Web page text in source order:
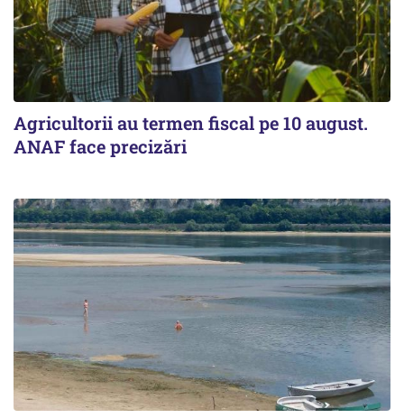
Agricultorii au termen fiscal pe 10 august.
ANAF face precizări